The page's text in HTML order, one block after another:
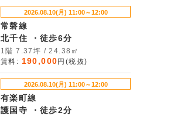
2026.08.10(月) 11:00～12:00
常磐線
北千住 ・徒歩6分
1階 7.37坪 / 24.38㎡
賃料: 190,000 円(税抜)
2026.08.10(月) 11:00～12:00
有楽町線
護国寺 ・徒歩2分